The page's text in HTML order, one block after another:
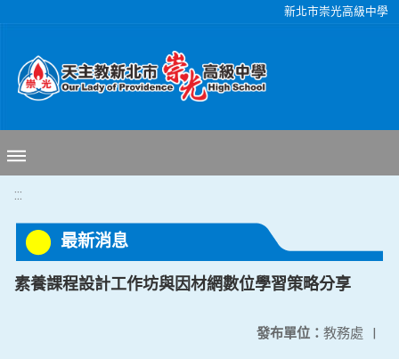
新北市崇光高級中學
:::
最新消息
素養課程設計工作坊與因材網數位學習策略分享
發布單位： 教務處 |